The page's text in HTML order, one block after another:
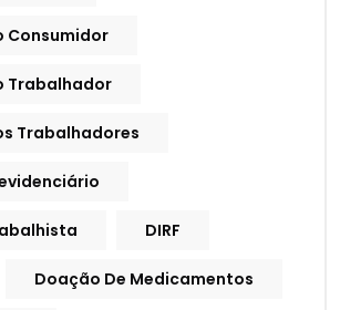
Consumidor
Trabalhador
Trabalhadores
DIRF
Doação De Medicamentos